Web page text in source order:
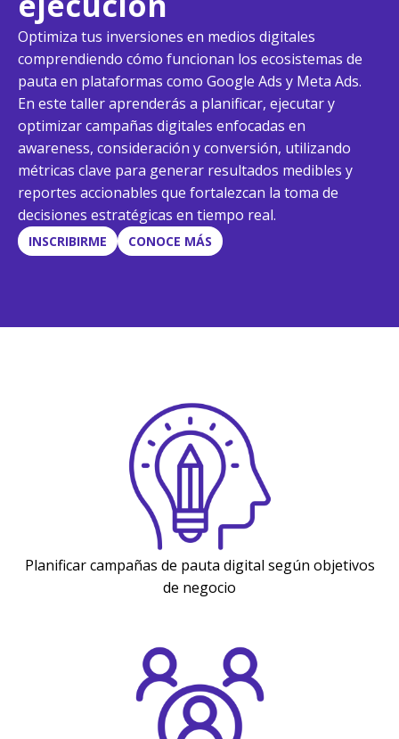
Optimiza tus inversiones en medios digitales
comprendiendo cómo funcionan los ecosistemas de
pauta en plataformas como Google Ads y Meta Ads.
En este taller aprenderás a planificar, ejecutar y
optimizar campañas digitales enfocadas en
awareness, consideración y conversión, utilizando
métricas clave para generar resultados medibles y
reportes accionables que fortalezcan la toma de
decisiones estratégicas en tiempo real.
INSCRIBIRME CONOCE MÁS
Planificar campañas de pauta digital según objetivos
de negocio